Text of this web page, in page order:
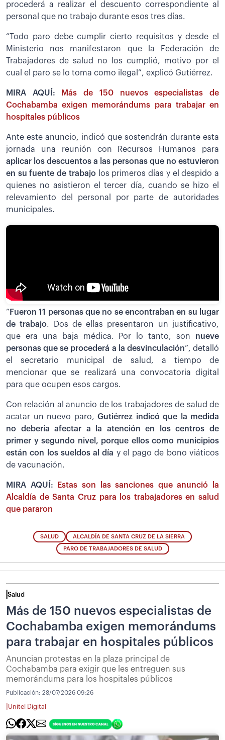
procederá a realizar el descuento correspondiente al
personal que no trabajo durante esos tres días.
“Todo paro debe cumplir cierto requisitos y desde el
Ministerio nos manifestaron que la Federación de
Trabajadores de salud no los cumplió, motivo por el
cual el paro se lo toma como ilegal”, explicó Gutiérrez.
MIRA AQUÍ:
Más de 150 nuevos especialistas de
Cochabamba exigen memorándums para trabajar en
hospitales públicos
Ante este anuncio, indicó que sostendrán durante esta
jornada una reunión con Recursos Humanos para
aplicar los descuentos a las personas que no estuvieron
en su fuente de trabajo los primeros días y el despido a
quienes no asistieron el tercer día, cuando se hizo el
relevamiento del personal por parte de autoridades
municipales.
“ Fueron 11 personas que no se encontraban en su lugar
de trabajo. Dos de ellas presentaron un justificativo,
que era una baja médica. Por lo tanto, son nueve
personas que se procederá a la desvinculación”, detalló
el secretario municipal de salud, a tiempo de
mencionar que se realizará una convocatoria digital
para que ocupen esos cargos.
Con relación al anuncio de los trabajadores de salud de
acatar un nuevo paro, Gutiérrez indicó que la medida
no debería afectar a la atención en los centros de
primer y segundo nivel, porque ellos como municipios
están con los sueldos al día y el pago de bono viáticos
de vacunación.
MIRA AQUÍ:
Estas son las sanciones que anunció la
Alcaldía de Santa Cruz para los trabajadores en salud
que pararon
SALUD ALCALDÍA DE SANTA CRUZ DE LA SIERRA
PARO DE TRABAJADORES DE SALUD
Salud
Más de 150 nuevos especialistas de
Cochabamba exigen memorándums
para trabajar en hospitales públicos
Anuncian protestas en la plaza principal de
Cochabamba para exigir que les entreguen sus
memorándums para los hospitales públicos
Publicación: 28/07/2026 09:26
Unitel Digital